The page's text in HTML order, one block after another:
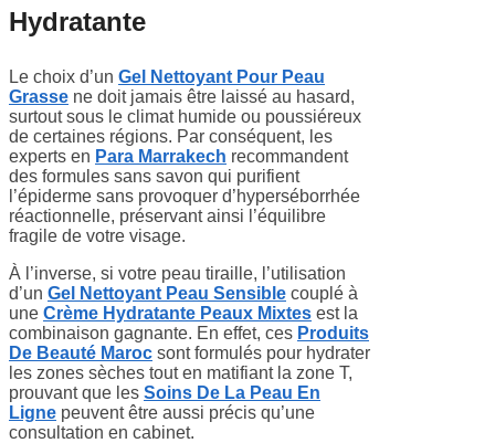
Hydratante
Le choix d’un Gel Nettoyant Pour Peau
Grasse ne doit jamais être laissé au hasard,
surtout sous le climat humide ou poussiéreux
de certaines régions. Par conséquent, les
experts en Para Marrakech recommandent
des formules sans savon qui purifient
l’épiderme sans provoquer d’hyperséborrhée
réactionnelle, préservant ainsi l’équilibre
fragile de votre visage.
À l’inverse, si votre peau tiraille, l’utilisation
d’un Gel Nettoyant Peau Sensible couplé à
une Crème Hydratante Peaux Mixtes est la
combinaison gagnante. En effet, ces Produits
De Beauté Maroc sont formulés pour hydrater
les zones sèches tout en matifiant la zone T,
prouvant que les Soins De La Peau En
Ligne peuvent être aussi précis qu’une
consultation en cabinet.